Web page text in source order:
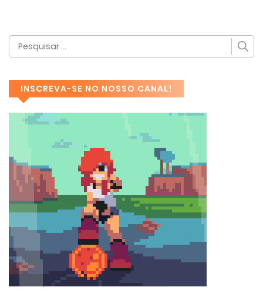
INSCREVA-SE NO NOSSO CANAL!